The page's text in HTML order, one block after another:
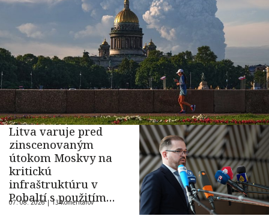
Litva varuje pred
zinscenovaným
útokom Moskvy na
kritickú
infraštruktúru v
Pobaltí s použitím
ukrajinského dronu
07. 08. 2026 |13 komentárov